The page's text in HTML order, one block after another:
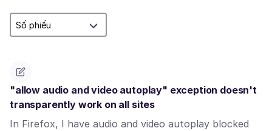
"allow audio and video autoplay" exception doesn't
transparently work on all sites
In Firefox, I have audio and video autoplay blocked